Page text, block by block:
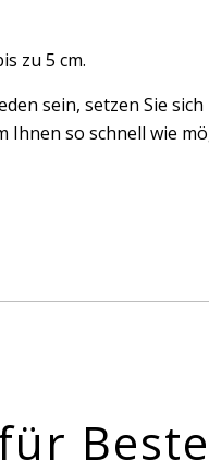
zu 5 cm.
sein, setzen Sie
so schnell wie